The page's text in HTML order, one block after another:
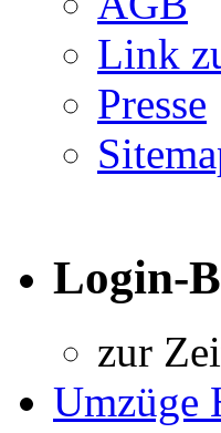
Link
Presse
Login-
zur
Umzüge